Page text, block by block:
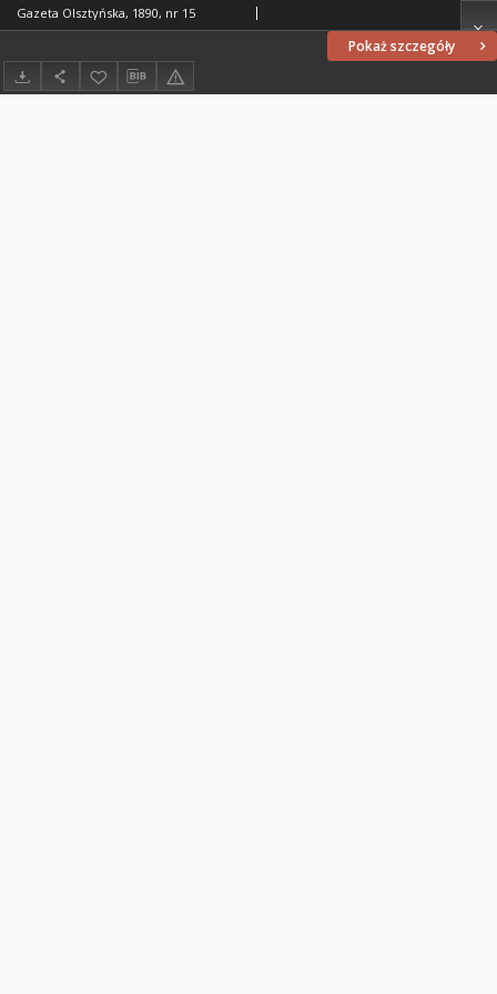
Pokaż szczegóły
Gazeta Olsztyńska, 1890, nr 15